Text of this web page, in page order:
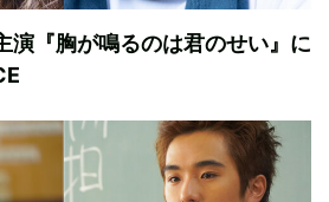
演『胸が鳴るのは君のせい』に